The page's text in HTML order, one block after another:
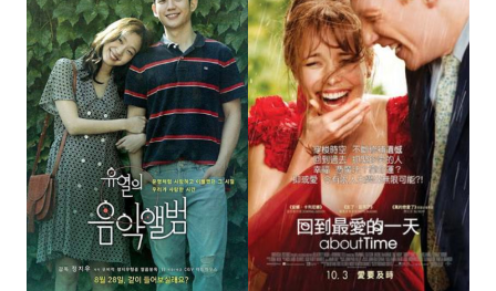
起
活
出
自
己
的
本
最
貼
近
你/
妳
生
活
的
雜
誌。
最